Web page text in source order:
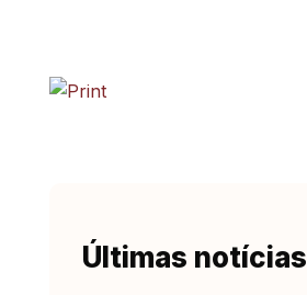
Últimas notícias